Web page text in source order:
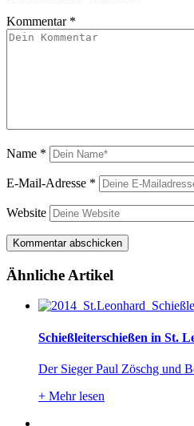
Kommentar *
Name *
E-Mail-Adresse *
Website
Ähnliche Artikel
Schießleiterschießen in St.
Der Sieger Paul Zöschg und
+ Mehr lesen